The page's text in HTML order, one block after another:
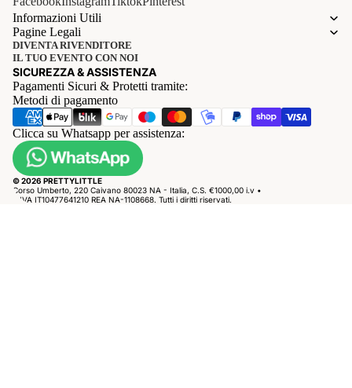
Informazioni Utili
Pagine Legali
DIVENTA RIVENDITORE
IL TUO EVENTO CON NOI
SICUREZZA & ASSISTENZA
Pagamenti Sicuri & Protetti tramite:
Metodi di pagamento
Clicca su Whatsapp per assistenza:
© 2026 PRETTYLITTLE
Corso Umberto, 220 Caivano 80023 NA - Italia, C.S. €1000,00 i.v •
P.IVA IT10477641210 REA NA-1108668. Tutti i diritti riservati.